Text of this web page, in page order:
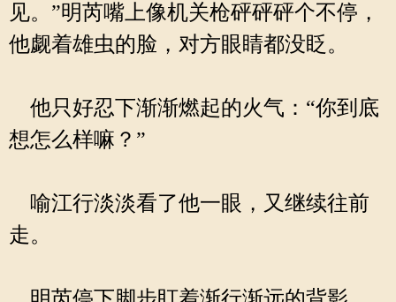
见。”明芮嘴上像机关枪砰砰砰个不停，
他觑着雄虫的脸，对方眼睛都没眨。
他只好忍下渐渐燃起的火气：“你到底
想怎么样嘛？”
喻江行淡淡看了他一眼，又继续往前
走。